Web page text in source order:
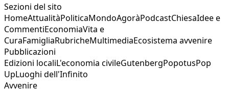
Sezioni del sito
HomeAttualitàPoliticaMondoAgoràPodcastChiesaIdee e
CommentiEconomiaVita e
CuraFamigliaRubricheMultimediaEcosistema avvenire
Pubblicazioni
Edizioni localiL'economia civileGutenbergPopotusPop
UpLuoghi dell'Infinito
Avvenire